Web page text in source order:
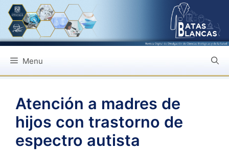
Saltar
contenido
Menu
Atención a madres de
hijos con trastorno de
espectro autista